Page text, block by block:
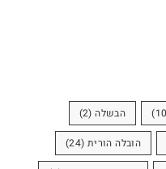
הבשלה(2)
הובלה הורית (24)